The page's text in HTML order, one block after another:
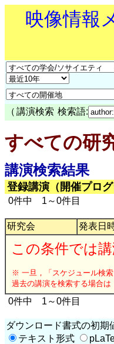
映像情報
（ 講演検索 検索語:
すべての研
講演検索結果
登録講演（開催プロ
0件中 1～0件目
研究会 発表日
この条件では
※ 一旦，「スケジュール検
過去の講演を検索する場合
0件中 1～0件目
ダウンロード書式の初期
テキスト形式